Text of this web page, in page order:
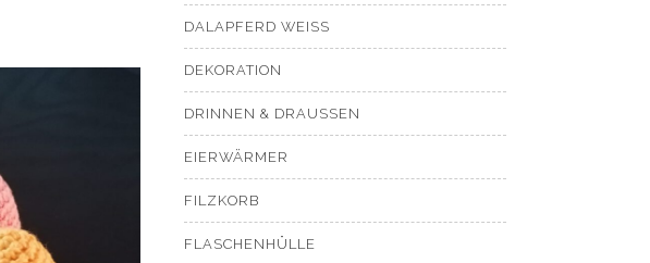
DALAPFERD WEISS
DEKORATION
DRINNEN & DRAUSSEN
EIERWÄRMER
FILZKORB
FLASCHENHÜLLE